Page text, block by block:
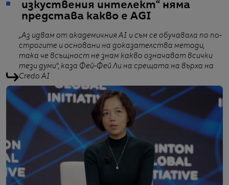
изкуствения интелект“ няма
представа какво е AGI
„Аз идвам от академичния AI и съм се обучавала по по-
строгите и основани на доказателства методи,
така че всъщност не знам какво означават всички
тези думи“, каза Фей-Фей Ли на срещата на върха на
Credo AI